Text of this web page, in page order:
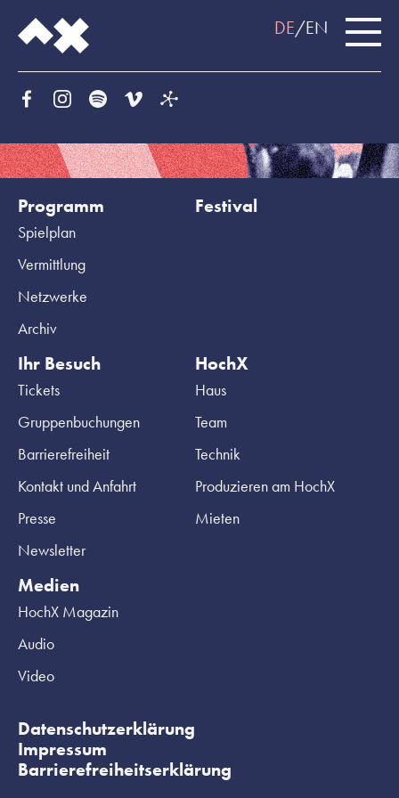
DE EN
Programm
Spielplan
Vermittlung
Netzwerke
Archiv
Festival
Ihr Besuch
Tickets
Gruppenbuchungen
Barrierefreiheit
Kontakt und Anfahrt
Presse
Newsletter
HochX
Haus
Team
Technik
Produzieren am HochX
Mieten
Medien
HochX Magazin
Audio
Video
Datenschutzerklärung
Impressum
Barrierefreiheitserklärung